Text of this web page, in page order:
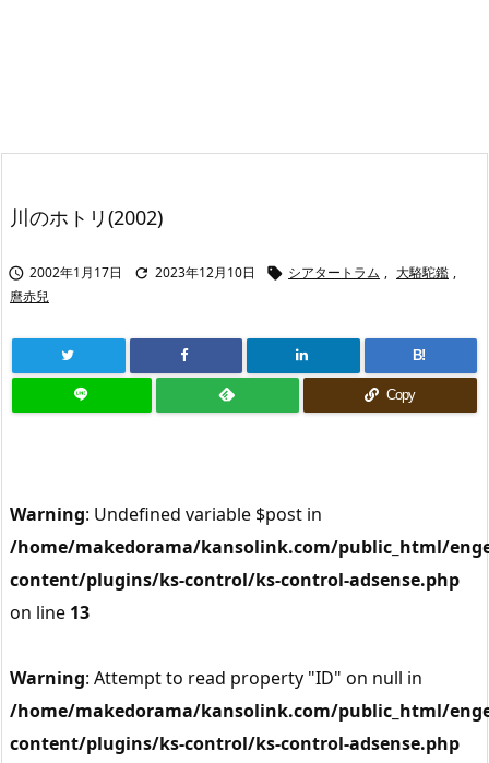
川のホトリ(2002)
 2002年1月17日  2023年12月10日  シアタートラム , 大駱駝鑑 ,
麿赤兒
B!
Copy
Warning: Undefined variable $post in
/home/makedorama/kansolink.com/public_html/
content/plugins/ks-control/ks-control-adsense.php
on line 13
Warning: Attempt to read property "ID" on null in
/home/makedorama/kansolink.com/public_html/
content/plugins/ks-control/ks-control-adsense.php